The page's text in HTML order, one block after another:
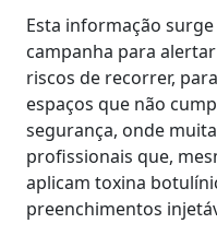
Esta informação
campanha para
riscos de recorrer,
espaços que não
segurança, onde
profissionais que,
aplicam toxina
preenchimentos